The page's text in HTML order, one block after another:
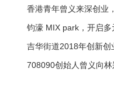
香港青年曾义来深创业
风云人物
钧濠 MIX park，开启多
吉华街道2018年创新
动
708090创始人曾义向